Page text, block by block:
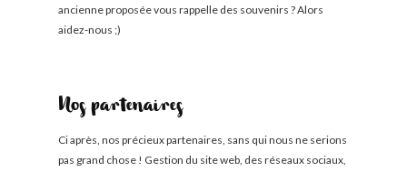
ancienne proposée vous rappelle des souvenirs ? Alors
aidez-nous ;)
Nos partenaires
Ci après, nos précieux partenaires, sans qui nous ne serions
pas grand chose ! Gestion du site web, des réseaux sociaux,